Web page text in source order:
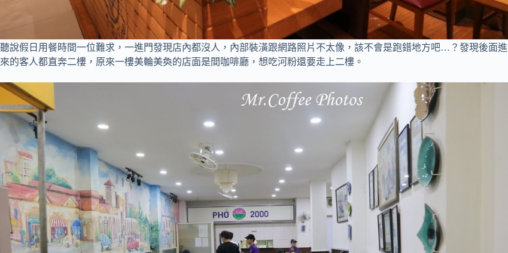
聽說假日用餐時間一位難求，一進門發現店內都沒人，內部裝潢跟網路照片不太像，該不會是跑錯地方吧…？發現後面進
來的客人都直奔二樓，原來一樓美輪美奐的店面是間咖啡廳，想吃河粉還要走上二樓。